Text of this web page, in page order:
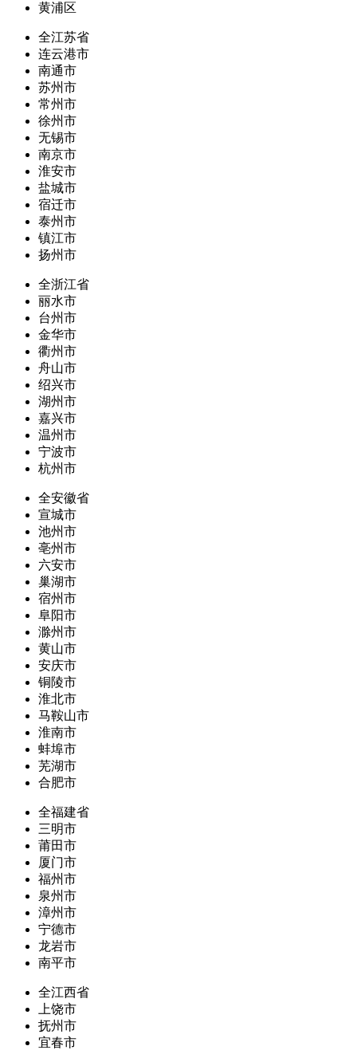
黄浦区
全江苏省
连云港市
南通市
苏州市
常州市
徐州市
无锡市
南京市
淮安市
盐城市
宿迁市
泰州市
镇江市
扬州市
全浙江省
丽水市
台州市
金华市
衢州市
舟山市
绍兴市
湖州市
嘉兴市
温州市
宁波市
杭州市
全安徽省
宣城市
池州市
亳州市
六安市
巢湖市
宿州市
阜阳市
滁州市
黄山市
安庆市
铜陵市
淮北市
马鞍山市
淮南市
蚌埠市
芜湖市
合肥市
全福建省
三明市
莆田市
厦门市
福州市
泉州市
漳州市
宁德市
龙岩市
南平市
全江西省
上饶市
抚州市
宜春市